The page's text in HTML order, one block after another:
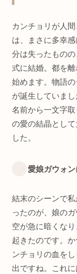
カンチョリが人
は、まさに多幸
分は失ったもの
式に結婚。都を
始めます。物語
が誕生していま
名前から一文字
の愛の結晶とし
した。
愛娘ガウォ
結末のシーンで
ったのが、娘の
空が急に暗くな
起きたのです。
ンチョリの血を
出ですね。これ